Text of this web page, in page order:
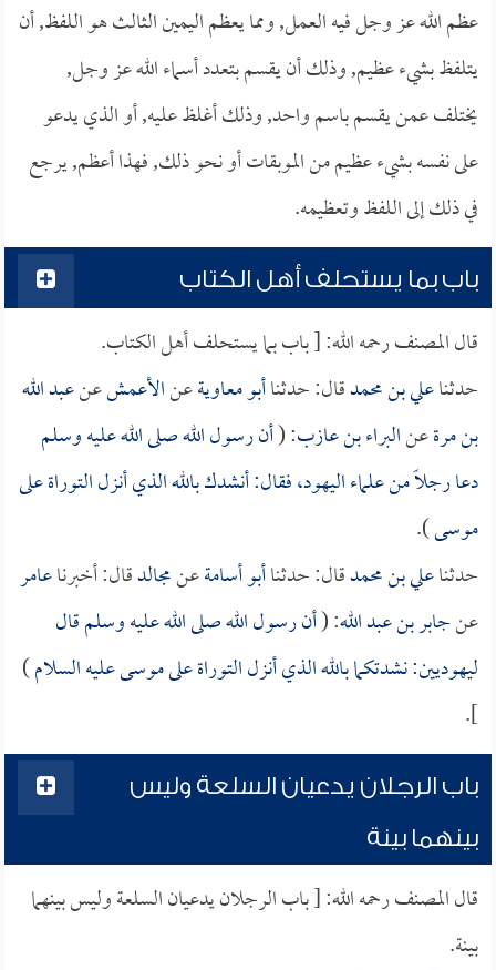
عظم الله عز وجل فيه العمل, ومما يعظم اليمين الثالث هو اللفظ, أن
يتلفظ بشيء عظيم, وذلك أن يقسم بتعدد أسماء الله عز وجل,
يختلف عمن يقسم باسم واحد, وذلك أغلظ عليه, أو الذي يدعو
على نفسه بشيء عظيم من الموبقات أو نحو ذلك, فهذا أعظم, يرجع
في ذلك إلى اللفظ وتعظيمه.
باب بما يستحلف أهل الكتاب
قال المصنف رحمه الله: [ باب بما يستحلف أهل الكتاب.
حدثناعلي بن محمدقال: حدثناأبو معاويةعنالأعمشعنعبد الله
بن مرةعنالبراء بن عازب: (أن رسول الله صلى الله عليه وسلم
دعا رجلاً من علماء اليهود، فقال: أنشدك بالله الذي أنزل التوراة على
موسى).
حدثناعلي بن محمدقال: حدثناأبو أسامةعنمجالدقال: أخبرناعامر
عنجابر بن عبد الله: (أن رسول الله صلى الله عليه وسلم قال
ليهوديين: نشدتكما بالله الذي أنزل التوراة على موسى عليه السلام)
].
باب الرجلان يدعيان السلعة وليس
بينهما بينة
قال المصنف رحمه الله: [ باب الرجلان يدعيان السلعة وليس بينهما
بينة.